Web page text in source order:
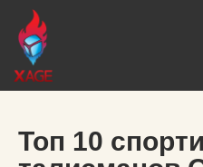
Топ 10